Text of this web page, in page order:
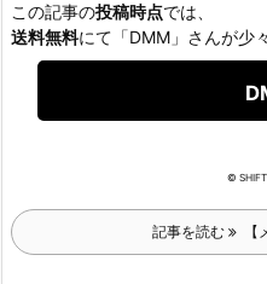
この記事の投稿時点では、
送料無料にて「DMM」さんが少
© SHIFT
記事を読む 【